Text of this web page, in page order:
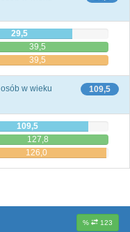
29,5
39,5
39,5
109,5
w wieku
109,5
127,8
126,0
% 123